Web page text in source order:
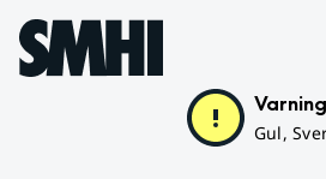
Hoppa till sidans innehåll
Varning
Gul,